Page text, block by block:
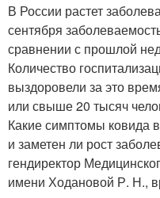
В России растет
сентября
сравнении с прошлой
Количество
выздоровели за это
или свыше 20 тысяч
Какие симптомы ковида
и заметен ли рост
гендиректор
имени Ходановой Р. Н.,